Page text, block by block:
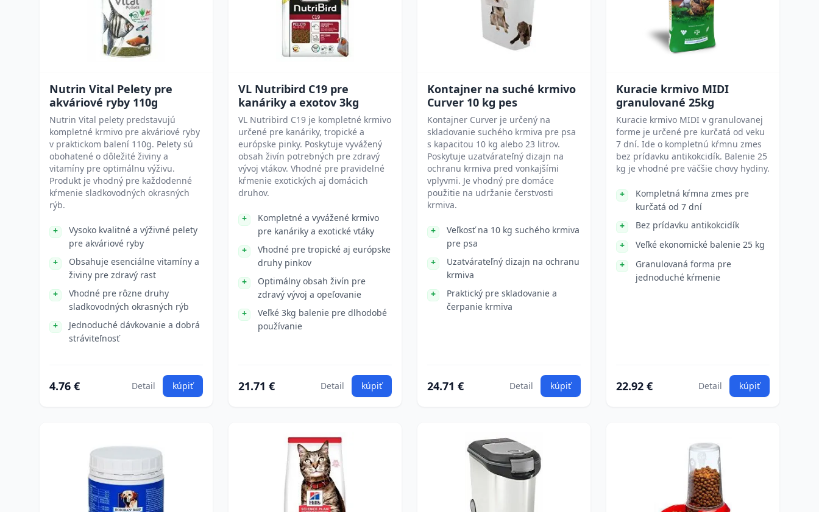
Nutrin Vital Pelety pre
akváriové ryby 110g
Nutrin Vital pelety predstavujú
kompletné krmivo pre akváriové ryby
v praktickom balení 110g. Pelety sú
obohatené o dôležité živiny a
vitamíny pre optimálnu výživu.
Produkt je vhodný pre každodenné
kŕmenie sladkovodných okrasných
rýb.
Vysoko kvalitné a výživné pelety
pre akváriové ryby
Obsahuje esenciálne vitamíny a
živiny pre zdravý rast
Vhodné pre rôzne druhy
sladkovodných okrasných rýb
Jednoduché dávkovanie a dobrá
stráviteľnosť
4.76 € Detail kúpiť
VL Nutribird C19 pre
kanáriky a exotov 3kg
VL Nutribird C19 je kompletné krmivo
určené pre kanáriky, tropické a
európske pinky. Poskytuje vyvážený
obsah živín potrebných pre zdravý
vývoj vtákov. Vhodné pre pravidelné
kŕmenie exotických aj domácich
druhov.
Kompletné a vyvážené krmivo
pre kanáriky a exotické vtáky
Vhodné pre tropické aj európske
druhy pinkov
Optimálny obsah živín pre
zdravý vývoj a opeľovanie
Veľké 3kg balenie pre dlhodobé
používanie
21.71 € Detail kúpiť
Kontajner na suché krmivo
Curver 10 kg pes
Kontajner Curver je určený na
skladovanie suchého krmiva pre psa
s kapacitou 10 kg alebo 23 litrov.
Poskytuje uzatvárateľný dizajn na
ochranu krmiva pred vonkajšími
vplyvmi. Je vhodný pre domáce
použitie na udržanie čerstvosti
krmiva.
Veľkosť na 10 kg suchého krmiva
pre psa
Uzatvárateľný dizajn na ochranu
krmiva
Praktický pre skladovanie a
čerpanie krmiva
24.71 € Detail kúpiť
Kuracie krmivo MIDI
granulované 25kg
Kuracie krmivo MIDI v granulovanej
forme je určené pre kurčatá od veku
7 dní. Ide o kompletnú kŕmnu zmes
bez prídavku antikokcidík. Balenie 25
kg je vhodné pre väčšie chovy hydiny.
Kompletná kŕmna zmes pre
kurčatá od 7 dní
Bez prídavku antikokcidík
Veľké ekonomické balenie 25 kg
Granulovaná forma pre
jednoduché kŕmenie
22.92 € Detail kúpiť